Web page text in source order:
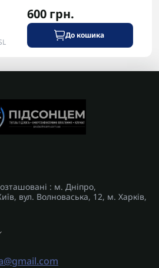
600 грн.
До кошика
: м. Дніпро,
вул. Волноваська, 12, м. Харків,